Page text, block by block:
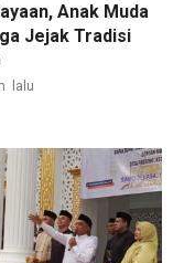
Anak Muda
Jejak Tradisi
lalu